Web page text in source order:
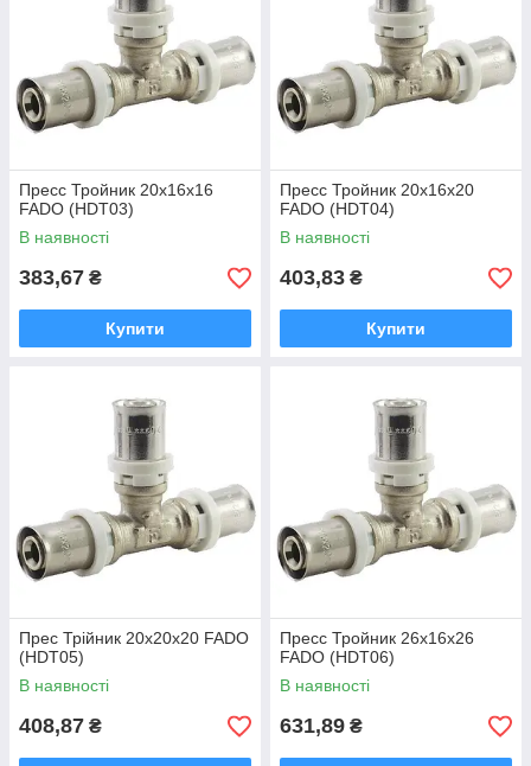
Пресс Тройник 20х16х16
FADO (HDТ03)
В наявності
383,67 ₴
Купити
Пресс Тройник 20х16х20
FADO (HDТ04)
В наявності
403,83 ₴
Купити
Прес Трійник 20х20х20 FADO
(HDТ05)
В наявності
408,87 ₴
Пресс Тройник 26х16х26
FADO (HDТ06)
В наявності
631,89 ₴